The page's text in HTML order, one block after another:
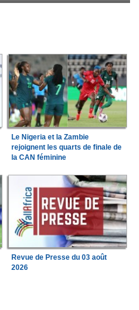
Le Nigeria et la Zambie
rejoignent les quarts de finale de
la CAN féminine
Revue de Presse du 03 août
2026